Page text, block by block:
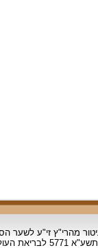
מהרי"ץ זי"ע לשער
העולם, ב'שכ"ב 2322 לשטרות, 2010 למניינם.